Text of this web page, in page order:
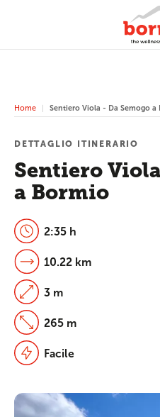
Home Sentiero Viola - Da Semogo a
Sentiero
a Bormio
DETTAGLIO ITINERARIO
2:35 h
10.22 km
3 m
265 m
Facile